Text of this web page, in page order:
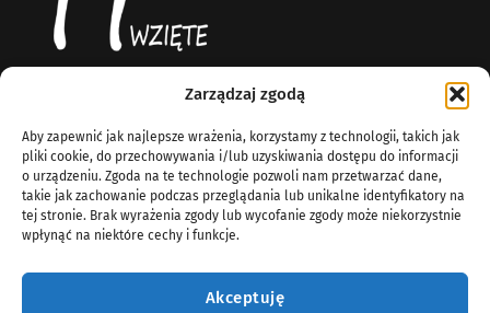
Zarządzaj zgodą
Aby zapewnić jak najlepsze wrażenia, korzystamy z technologii, takich jak
pliki cookie, do przechowywania i/lub uzyskiwania dostępu do informacji
o urządzeniu. Zgoda na te technologie pozwoli nam przetwarzać dane,
takie jak zachowanie podczas przeglądania lub unikalne identyfikatory na
tej stronie. Brak wyrażenia zgody lub wycofanie zgody może niekorzystnie
wpłynąć na niektóre cechy i funkcje.
Akceptuję
Blog technologiczny
info@zitwziete.org
O Nas
Komputery
Linux